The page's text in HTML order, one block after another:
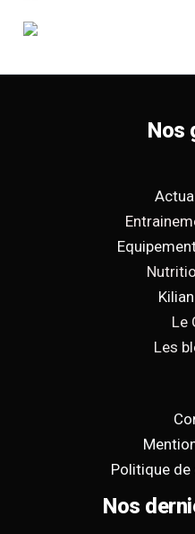
Nos
Le
Les
Politique
Nos